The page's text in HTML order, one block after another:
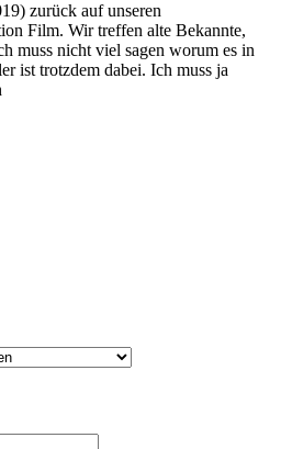
zurück auf unseren
Film. Wir treffen alte Bekannte,
muss nicht viel sagen worum es in
ist trotzdem dabei. Ich muss ja